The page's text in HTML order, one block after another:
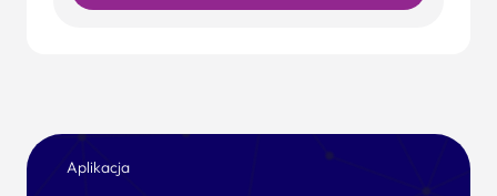
Aplikacja